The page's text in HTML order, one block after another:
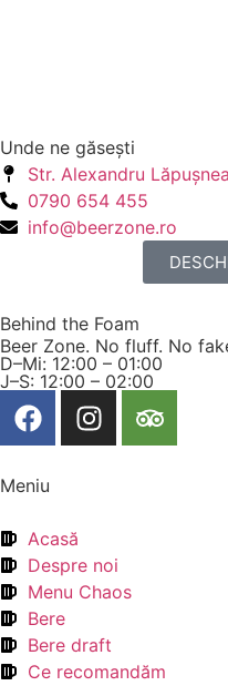
Unde ne găseşti
Str. Alexandru
0790 654 455
info@beerzone.ro
Behind the Foam
Beer Zone. No fluff. No
D–Mi: 12:00 – 01:00
J–S: 12:00 – 02:00
Meniu
Acasă
Despre noi
Menu Chaos
Bere
Bere draft
Ce recomandăm